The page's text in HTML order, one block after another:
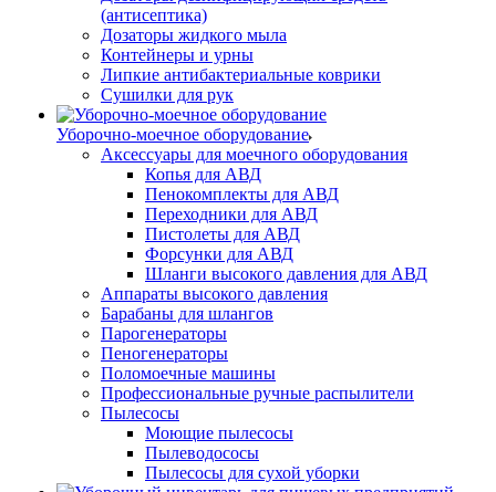
(антисептика)
Дозаторы жидкого мыла
Контейнеры и урны
Липкие антибактериальные коврики
Сушилки для рук
Уборочно-моечное оборудование
Аксессуары для моечного оборудования
Копья для АВД
Пенокомплекты для АВД
Переходники для АВД
Пистолеты для АВД
Форсунки для АВД
Шланги высокого давления для АВД
Аппараты высокого давления
Барабаны для шлангов
Парогенераторы
Пеногенераторы
Поломоечные машины
Профессиональные ручные распылители
Пылесосы
Моющие пылесосы
Пылеводососы
Пылесосы для сухой уборки